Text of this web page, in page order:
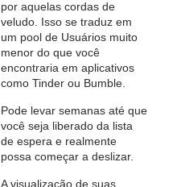
por aquelas cordas de
veludo. Isso se traduz em
um pool de Usuários muito
menor do que você
encontraria em aplicativos
como Tinder ou Bumble.
Pode levar semanas até que
você seja liberado da lista
de espera e realmente
possa começar a deslizar.
A visualização de suas